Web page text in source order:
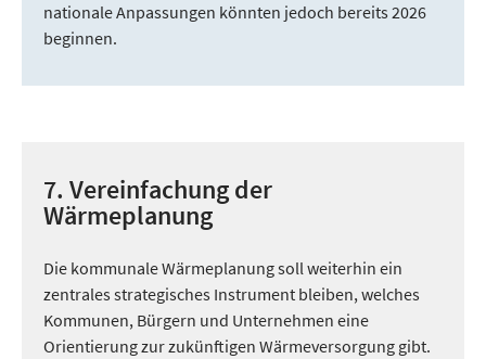
nationale Anpassungen könnten jedoch bereits 2026
beginnen.
7. Vereinfachung der
Wärmeplanung
Die kommunale Wärmeplanung soll weiterhin ein
zentrales strategisches Instrument bleiben, welches
Kommunen, Bürgern und Unternehmen eine
Orientierung zur zukünftigen Wärmeversorgung gibt.